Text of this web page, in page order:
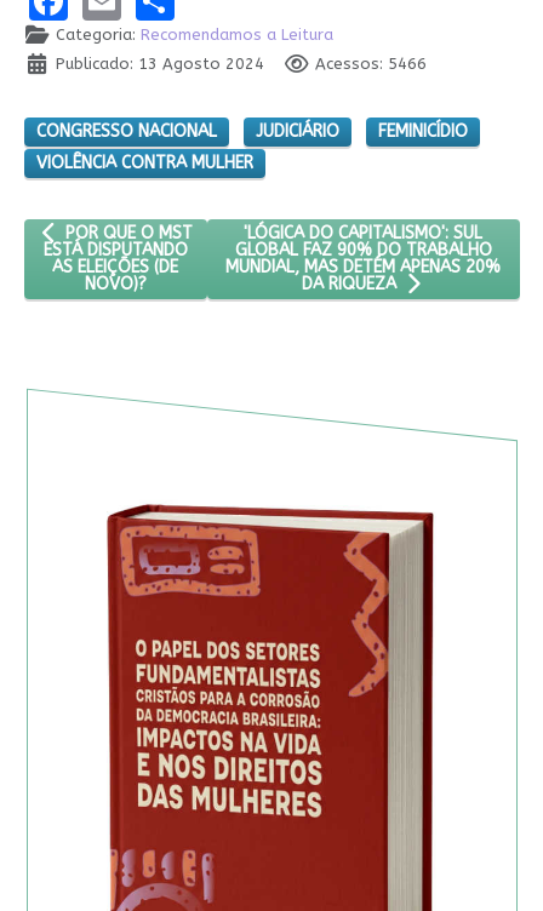
Categoria: Recomendamos a Leitura
Publicado: 13 Agosto 2024
Acessos: 5466
CONGRESSO NACIONAL JUDICIÁRIO
FEMINICÍDIO
VIOLÊNCIA CONTRA MULHER
ARTIGO ANTERIOR: POR QUE O MST ESTÁ DISPUTANDO AS
POR QUE O MST
ESTÁ DISPUTANDO
AS ELEIÇÕES (DE
NOVO)?
PRÓXIMO ARTIGO: 'LÓGICA DO
'LÓGICA DO CAPITALISMO': SUL
GLOBAL FAZ 90% DO TRABALHO
MUNDIAL, MAS DETÉM APENAS 20%
DA RIQUEZA